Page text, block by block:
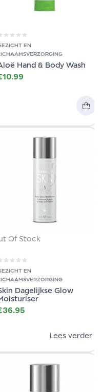
EN
Hand & Body Wash
10.99
Of Stock
EN
Dagelijkse Glow
36.95
Lees verder